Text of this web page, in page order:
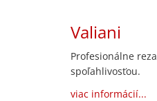
Valiani
Profesionálne
spoľahlivosťou.
viac informácií...